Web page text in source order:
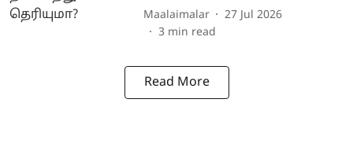
Maalaimalar
27 Jul 2026
3 min read
Read More